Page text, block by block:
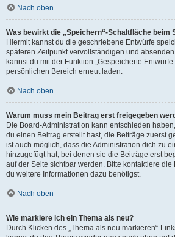
Nach oben
Was bewirkt die „Speichern“-Schaltfläche beim
Hiermit kannst du die geschriebene Entwürfe
späteren Zeitpunkt vervollständigen und
kannst du mit der Funktion „Gespeicherte
persönlichen Bereich erneut laden.
Nach oben
Warum muss mein Beitrag erst freigegeben
Die Board-Administration kann entschieden
du einen Beitrag erstellt hast, die Beiträge zuerst
ist auch möglich, dass die Administration dich zu
hinzugefügt hat, bei denen sie die Beiträge erst
auf der Seite sichtbar werden. Bitte kontaktiere
du weitere Informationen dazu benötigst.
Nach oben
Wie markiere ich ein Thema als neu?
Durch Klicken des „Thema als neu markieren“-